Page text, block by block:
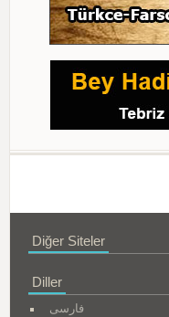
Diğer Siteler
Diller
فارسی